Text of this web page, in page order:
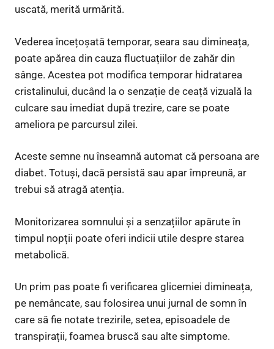
uscată, merită urmărită.
Vederea încețoșată temporar, seara sau dimineața,
poate apărea din cauza fluctuațiilor de zahăr din
sânge. Acestea pot modifica temporar hidratarea
cristalinului, ducând la o senzație de ceață vizuală la
culcare sau imediat după trezire, care se poate
ameliora pe parcursul zilei.
Aceste semne nu înseamnă automat că persoana are
diabet. Totuși, dacă persistă sau apar împreună, ar
trebui să atragă atenția.
Monitorizarea somnului și a senzațiilor apărute în
timpul nopții poate oferi indicii utile despre starea
metabolică.
Un prim pas poate fi verificarea glicemiei dimineața,
pe nemâncate, sau folosirea unui jurnal de somn în
care să fie notate trezirile, setea, episoadele de
transpirații, foamea bruscă sau alte simptome.